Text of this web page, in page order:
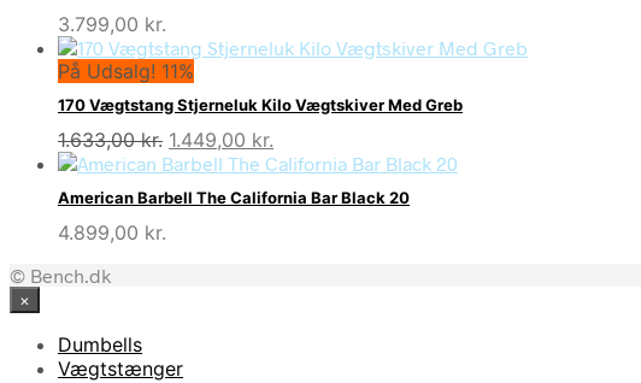
3.799,00 kr.
På Udsalg! 11%
170 Vægtstang Stjerneluk Kilo Vægtskiver Med Greb
1.633,00kr. Den
oprindelige
pris
var:
1.449,00 kr.
aktuelle
pris
er:
American Barbell The California Bar Black 20
4.899,00 kr.
© Bench.dk
×
Dumbells
Vægtstænger